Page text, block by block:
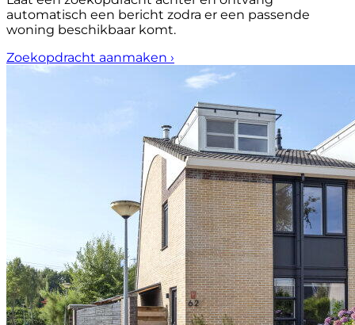
automatisch een bericht zodra er een passende
woning beschikbaar komt.
Zoekopdracht aanmaken ›